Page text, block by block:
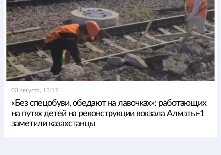
03 августа, 13:17
«Без спецобуви, обедают на лавочках»: работающих
на путях детей на реконструкции вокзала Алматы-1
заметили казахстанцы